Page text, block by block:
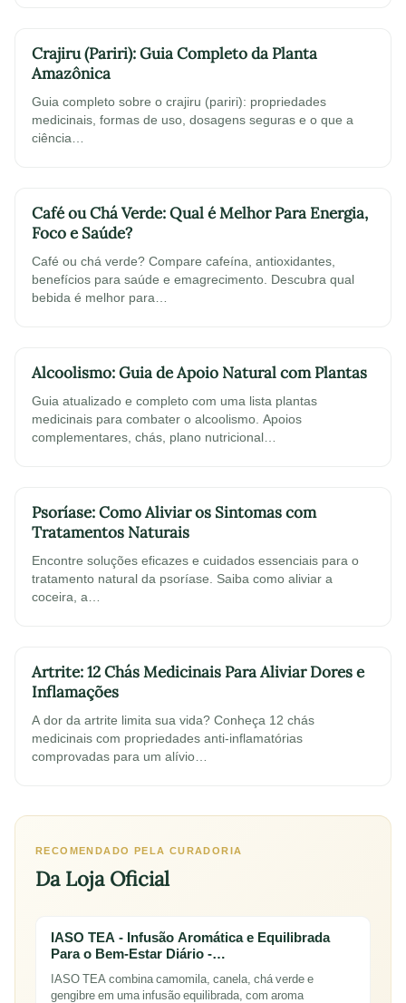
Crajiru (Pariri): Guia Completo da Planta
Amazônica
Guia completo sobre o crajiru (pariri): propriedades
medicinais, formas de uso, dosagens seguras e o que a
ciência…
Café ou Chá Verde: Qual é Melhor Para Energia,
Foco e Saúde?
Café ou chá verde? Compare cafeína, antioxidantes,
benefícios para saúde e emagrecimento. Descubra qual
bebida é melhor para…
Alcoolismo: Guia de Apoio Natural com Plantas
Guia atualizado e completo com uma lista plantas
medicinais para combater o alcoolismo. Apoios
complementares, chás, plano nutricional…
Psoríase: Como Aliviar os Sintomas com
Tratamentos Naturais
Encontre soluções eficazes e cuidados essenciais para o
tratamento natural da psoríase. Saiba como aliviar a
coceira, a…
Artrite: 12 Chás Medicinais Para Aliviar Dores e
Inflamações
A dor da artrite limita sua vida? Conheça 12 chás
medicinais com propriedades anti-inflamatórias
comprovadas para um alívio…
RECOMENDADO PELA CURADORIA
Da Loja Oficial
IASO TEA - Infusão Aromática e Equilibrada
Para o Bem-Estar Diário -…
IASO TEA combina camomila, canela, chá verde e
gengibre em uma infusão equilibrada, com aroma